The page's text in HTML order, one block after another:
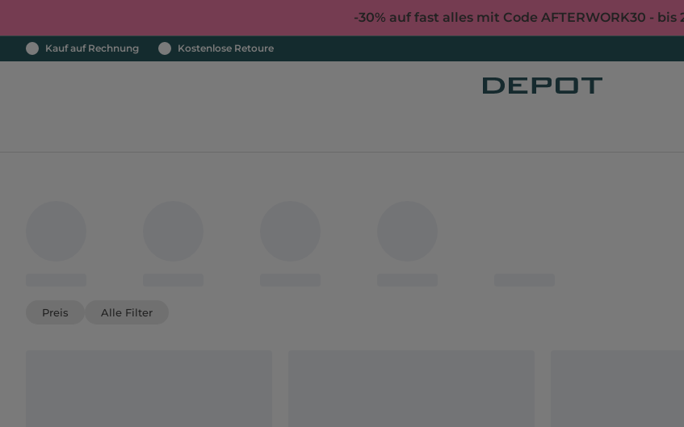
-30% auf fast alles mit Code AFTERWORK30 - bis
Kauf auf Rechnung Kostenlose Retoure
Preis Alle Filter